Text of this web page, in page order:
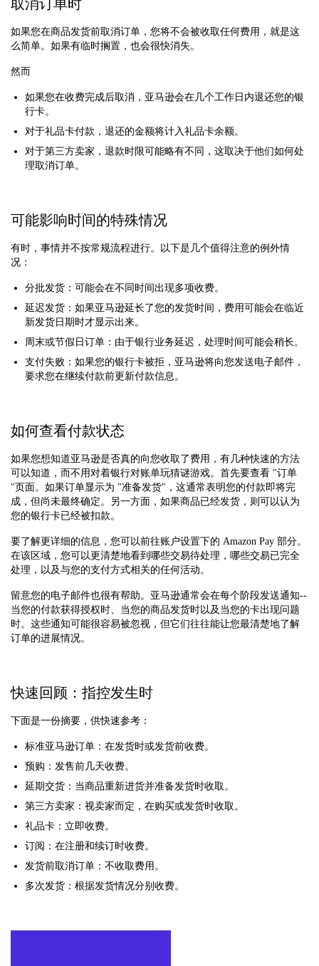
取消订单时
如果您在商品发货前取消订单，您将不会被收取任何费用，就是这
么简单。如果有临时搁置，也会很快消失。
然而
如果您在收费完成后取消，亚马逊会在几个工作日内退还您的银
行卡。
对于礼品卡付款，退还的金额将计入礼品卡余额。
对于第三方卖家，退款时限可能略有不同，这取决于他们如何处
理取消订单。
可能影响时间的特殊情况
有时，事情并不按常规流程进行。以下是几个值得注意的例外情
况：
分批发货：可能会在不同时间出现多项收费。
延迟发货：如果亚马逊延长了您的发货时间，费用可能会在临近
新发货日期时才显示出来。
周末或节假日订单：由于银行业务延迟，处理时间可能会稍长。
支付失败：如果您的银行卡被拒，亚马逊将向您发送电子邮件，
要求您在继续付款前更新付款信息。
如何查看付款状态
如果您想知道亚马逊是否真的向您收取了费用，有几种快速的方法
可以知道，而不用对着银行对账单玩猜谜游戏。首先要查看 "订单
"页面。如果订单显示为 "准备发货"，这通常表明您的付款即将完
成，但尚未最终确定。另一方面，如果商品已经发货，则可以认为
您的银行卡已经被扣款。
要了解更详细的信息，您可以前往账户设置下的 Amazon Pay 部分。
在该区域，您可以更清楚地看到哪些交易待处理，哪些交易已完全
处理，以及与您的支付方式相关的任何活动。
留意您的电子邮件也很有帮助。亚马逊通常会在每个阶段发送通知--
当您的付款获得授权时、当您的商品发货时以及当您的卡出现问题
时。这些通知可能很容易被忽视，但它们往往能让您最清楚地了解
订单的进展情况。
快速回顾：指控发生时
下面是一份摘要，供快速参考：
标准亚马逊订单：在发货时或发货前收费。
预购：发售前几天收费。
延期交货：当商品重新进货并准备发货时收取。
第三方卖家：视卖家而定，在购买或发货时收取。
礼品卡：立即收费。
订阅：在注册和续订时收费。
发货前取消订单：不收取费用。
多次发货：根据发货情况分别收费。